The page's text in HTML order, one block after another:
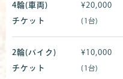
4輪(車両)
チケット
¥20,000
(1台)
2輪(バイク)
チケット
¥10,000
(1台)